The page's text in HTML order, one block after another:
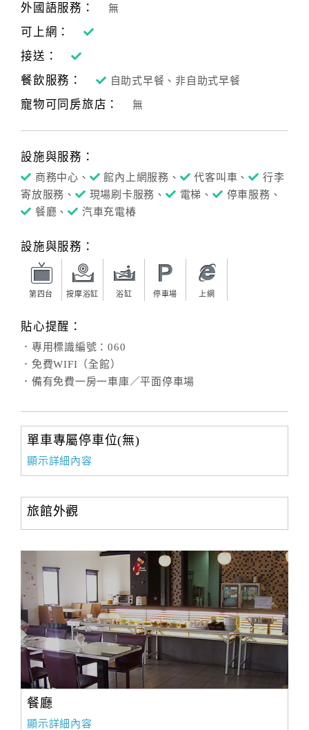
房
Q&A
卡
訂
房
請
合
合
廠
合
作
旅
伴
計
劃
商
外國語服務： 無
可上網：
接送：
餐飲服務：
自助式早餐、非自助式早餐
寵物可同房旅店： 無
設施與服務：
商務中心、 館內上網服務、 代客叫車、
行李
寄放服務、
現場刷卡服務、 電梯、
停車服務、
餐廳、
汽車充電椿
設施與服務：
第四台 按摩浴缸 浴缸 停車場 上網
貼心提醒：
．專用標識編號：060
．免費WIFI（全館）
．備有免費一房一車庫／平面停車場
單車專屬停車位(無)
顯示詳細內容
旅館外觀
餐廳
顯示詳細內容